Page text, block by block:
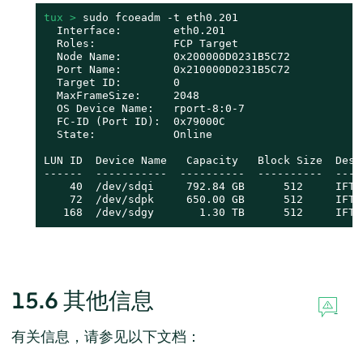
tux > sudo fcoeadm -t eth0.201
  Interface:        eth0.201
  Roles:            FCP Target
  Node Name:        0x200000D0231B5C72
  Port Name:        0x210000D0231B5C72
  Target ID:        0
  MaxFrameSize:     2048
  OS Device Name:   rport-8:0-7
  FC-ID (Port ID):  0x79000C
  State:            Online
LUN ID  Device Name   Capacity   Block Size
------  -----------  ----------  ----------
40  /dev/sdqi     792.84 GB      512     IFT
72  /dev/sdpk     650.00 GB      512     IFT
168  /dev/sdgy       1.30 TB      512     IFT
15.6 其他信息
有关信息，请参见以下文档：